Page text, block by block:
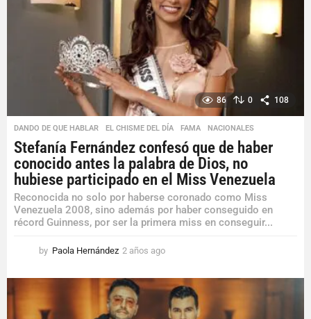
g
o
86 0 108
DANDO DE QUE HABLAR ,EL CHISME DEL DÍA ,FAMA ,NACIONALES
Stefanía Fernández confesó que de haber
conocido antes la palabra de Dios, no
hubiese participado en el Miss Venezuela
Reconocida no solo por haberse coronado como Miss
Venezuela 2008, sino además por haber conseguido en
récord Guinness, por ser la primera miss en conseguir...
by Paola Hernández 2 años ago
ñ
o
a